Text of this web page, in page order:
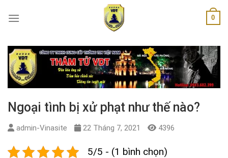
0
Ngoại tình bị xử phạt như thế nào?
admin-Vinasite 22 Tháng 7, 2021 4396
5/5 - (1 bình chọn)